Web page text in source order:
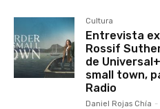
Cultura
Entrevista
Rossif
de
small town,
Radio
Daniel Rojas Chía -